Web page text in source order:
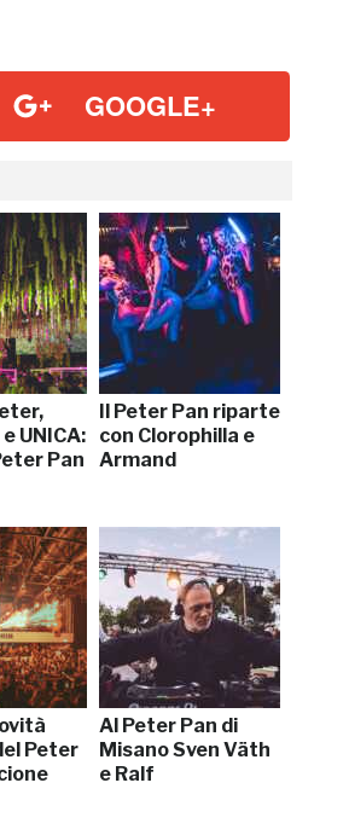
GOOGLE+
UNICA:
Pan
Il Peter Pan riparte
con Clorophilla e
Armand
Peter
Al Peter Pan di
Misano Sven Väth
e Ralf